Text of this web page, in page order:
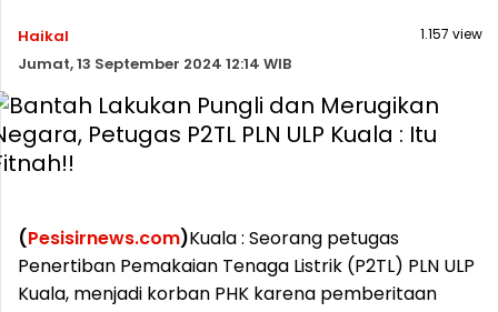
Haikal
Jumat, 13 September 2024 12:14 WIB
1.157 view
(Pesisirnews.com)Kuala : Seorang petugas
Penertiban Pemakaian Tenaga Listrik (P2TL) PLN ULP
Kuala, menjadi korban PHK karena pemberitaan